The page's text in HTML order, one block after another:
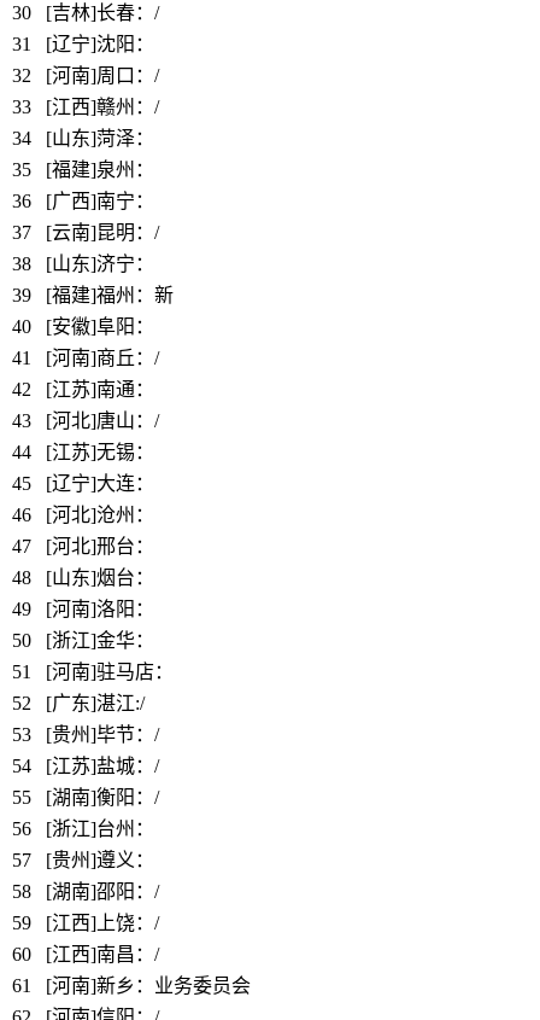
30
[吉林]长春：/
31
[辽宁]沈阳：
32
[河南]周口：/
33
[江西]赣州：/
34
[山东]菏泽：
35
[福建]泉州：
36
[广西]南宁：
37
[云南]昆明：/
38
[山东]济宁：
39
[福建]福州：新
40
[安徽]阜阳：
41
[河南]商丘：/
42
[江苏]南通：
43
[河北]唐山：/
44
[江苏]无锡：
45
[辽宁]大连：
46
[河北]沧州：
47
[河北]邢台：
48
[山东]烟台：
49
[河南]洛阳：
50
[浙江]金华：
51
[河南]驻马店：
52
[广东]湛江:/
53
[贵州]毕节：/
54
[江苏]盐城：/
55
[湖南]衡阳：/
56
[浙江]台州：
57
[贵州]遵义：
58
[湖南]邵阳 ：/
59
[江西]上饶：/
60
[江西]南昌：/
61
[河南]新乡：业务委员会